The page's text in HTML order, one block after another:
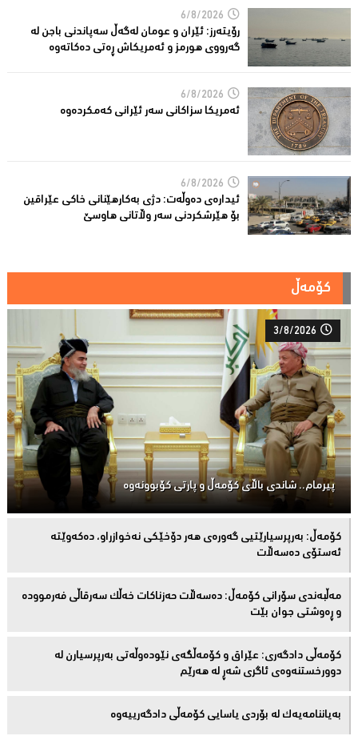
6/8/2026
رۆیتەرز: ئێران و عومان لەگەڵ سەپاندنی باجن لە
گەرووی هورمز و ئەمریکاش ڕەتی دەکاتەوە
6/8/2026
ئه‌مریكا سزاكانی سه‌ر ئێرانی كه‌مكرده‌وه‌
6/8/2026
ئیدارەى دەوڵەت: دژى بەکارهێنانى خاکی عێراقین
بۆ هێرشکردنى سەر وڵاتانی هاوسێ
کۆمەڵ
3/8/2026
پیرمام.. شاندی باڵای كۆمه‌ڵ و پارتی كۆبوونه‌وه‌
كۆمەڵ: بەرپرسیارێتیی گەورەی هەر دۆخێکی نەخوازراو، دەكەوێتە
ئەستۆی دەسەڵات
مەڵبەندى سۆرانى کۆمەڵ: دەسەڵات حەزناکات خەڵک سەرقاڵى فەرموودە
و ڕەوشتى جوان بێت
کۆمەڵى دادگەرى: عێراق و كۆمەڵگەی نێودەوڵەتی بەرپرسیارن لە
دوورخستنەوەى ئاگری شەڕ لە هەرێم
بەیاننامەیەک لە بۆردی یاسایی کۆمەڵی دادگەرییەوە